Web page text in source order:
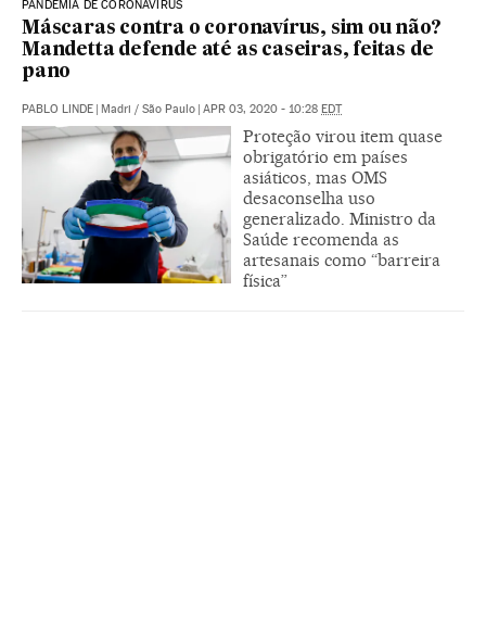
PANDEMIA DE CORONAVÍRUS
Máscaras contra o coronavírus, sim ou não?
Mandetta defende até as caseiras, feitas de
pano
PABLO LINDE | Madri / São Paulo | APR 03, 2020 - 10:28 EDT
Proteção virou item quase
obrigatório em países
asiáticos, mas OMS
desaconselha uso
generalizado. Ministro da
Saúde recomenda as
artesanais como “barreira
física”